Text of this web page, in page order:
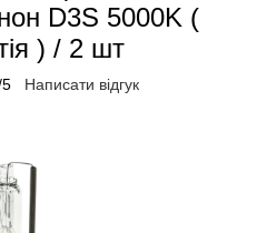
D3S 5000K (
) / 2 шт
Написати відгук